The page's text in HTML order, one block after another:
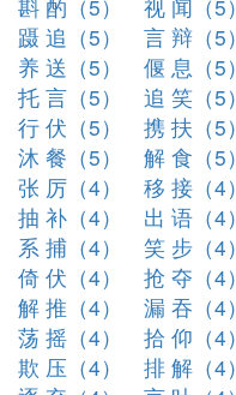
斟 酌（5） 视 闻（5）
蹑 追（5）
言 辩（5）
养 送（5）
偃 息（5）
托 言（5）
追 笑（5）
行 伏（5）
携 扶（5）
沐 餐（5）
解 食（5）
张 厉（4）
移 接（4）
抽 补（4）
出 语（4）
系 捕（4）
笑 步（4）
倚 伏（4）
抢 夺（4）
解 推（4）
漏 吞（4）
荡 摇（4）
拾 仰（4）
欺 压（4）
排 解（4）